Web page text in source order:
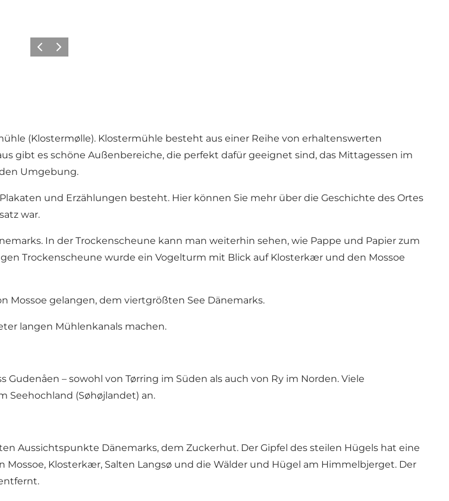
ZurückWeiter
(Klostermølle). Klostermühle besteht aus einer Reihe von erhaltenswerten
gibt es schöne Außenbereiche, die perfekt dafür geeignet sind, das Mittagessen im
Umgebung.
und Erzählungen besteht. Hier können Sie mehr über die Geschichte des Ortes
war.
In der Trockenscheune kann man weiterhin sehen, wie Pappe und Papier zum
Trockenscheune wurde ein Vogelturm mit Blick auf Klosterkær und den Mossoe
Mossoe gelangen, dem viertgrößten See Dänemarks.
langen Mühlenkanals machen.
– sowohl von Tørring im Süden als auch von Ry im Norden. Viele
Seehochland (Søhøjlandet) an.
Aussichtspunkte Dänemarks, dem Zuckerhut. Der Gipfel des steilen Hügels hat eine
Klosterkær, Salten Langsø und die Wälder und Hügel am Himmelbjerget. Der